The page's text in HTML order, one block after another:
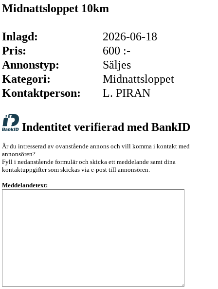
Midnattsloppet 10km
Inlagd:
2026-06-18
Pris:
600 :-
Annonstyp:
Säljes
Kategori:
Midnattsloppet
Kontaktperson:
L. PIRAN
Indentitet verifierad med BankID
Är du intresserad av ovanstående annons och vill komma i kontakt med
annonsören?
Fyll i nedanstående formulär och skicka ett meddelande samt dina
kontaktuppgifter som skickas via e-post till annonsören.
Meddelandetext: